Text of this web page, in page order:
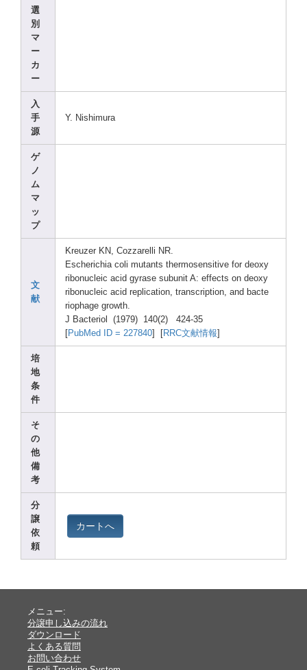
選
別
マ
ー
カ
ー
入
手
源
Y. Nishimura
ゲ
ノ
ム
マ
ッ
プ
文
献
Kreuzer KN, Cozzarelli NR.
Escherichia coli mutants thermosensitive for deoxy
ribonucleic acid gyrase subunit A: effects on deoxy
ribonucleic acid replication, transcription, and bacte
riophage growth.
J Bacteriol (1979) 140(2) 424-35
PubMed ID = 227840 RRC文献情報
培
地
条
件
そ
の
他
備
考
分
譲
依
頼
カートへ
メニュー:
分譲申し込みの流れ
ダウンロード
よくある質問
お問い合わせ